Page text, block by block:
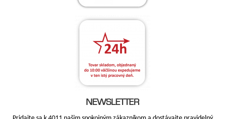
NEWSLETTER